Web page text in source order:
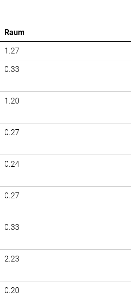
Raum
1.27
0.33
1.20
0.27
0.24
0.27
0.33
2.23
0.20